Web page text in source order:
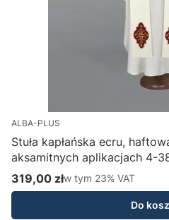
ALBA-PLUS
Stuła kapłańska ecru,
aksamitnych aplikacjach 4-
Cena brutto
319,00 złw tym %s VAT
w tym 23% VAT
Do